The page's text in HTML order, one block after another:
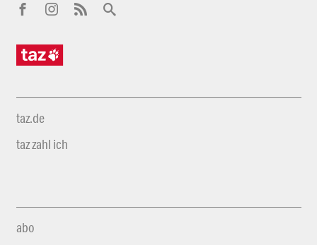
taz.de
taz zahl ich
abo